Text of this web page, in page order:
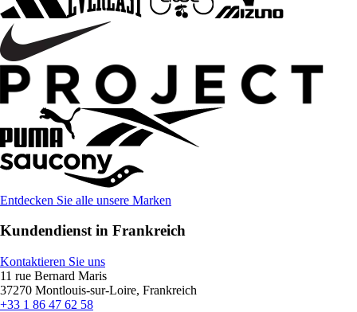
Entdecken Sie alle unsere Marken
Kundendienst in Frankreich
Kontaktieren Sie uns
11 rue Bernard Maris
37270 Montlouis-sur-Loire, Frankreich
+33 1 86 47 62 58